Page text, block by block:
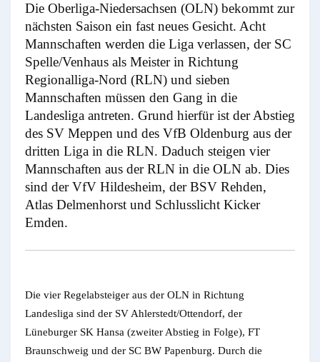
Die Oberliga-Niedersachsen (OLN) bekommt zur
nächsten Saison ein fast neues Gesicht. Acht
Mannschaften werden die Liga verlassen, der SC
Spelle/Venhaus als Meister in Richtung
Regionalliga-Nord (RLN) und sieben
Mannschaften müssen den Gang in die
Landesliga antreten. Grund hierfür ist der Abstieg
des SV Meppen und des VfB Oldenburg aus der
dritten Liga in die RLN. Daduch steigen vier
Mannschaften aus der RLN in die OLN ab. Dies
sind der VfV Hildesheim, der BSV Rehden,
Atlas Delmenhorst und Schlusslicht Kicker
Emden.
Die vier Regelabsteiger aus der OLN in Richtung
Landesliga sind der SV Ahlerstedt/Ottendorf, der
Lüneburger SK Hansa (zweiter Abstieg in Folge), FT
Braunschweig und der SC BW Papenburg. Durch die